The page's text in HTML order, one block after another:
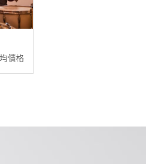
價格